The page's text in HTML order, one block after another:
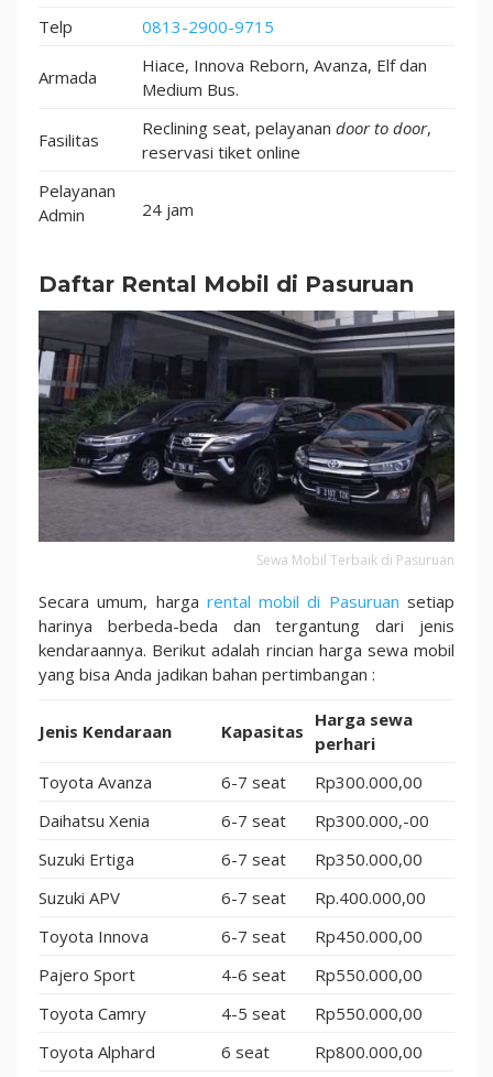
Telp
0813-2900-9715
Armada
Hiace, Innova Reborn, Avanza, Elf dan
Medium Bus.
Fasilitas
Reclining seat, pelayanan door to door,
reservasi tiket online
Pelayanan
Admin
24 jam
Daftar Rental Mobil di Pasuruan
Sewa Mobil Terbaik di Pasuruan
Secara umum, harga rental mobil di Pasuruan setiap
harinya berbeda-beda dan tergantung dari jenis
kendaraannya. Berikut adalah rincian harga sewa mobil
yang bisa Anda jadikan bahan pertimbangan :
Jenis Kendaraan Kapasitas
Harga sewa
perhari
Toyota Avanza
6-7 seat
Rp300.000,00
Daihatsu Xenia
6-7 seat
Rp300.000,-00
Suzuki Ertiga
6-7 seat
Rp350.000,00
Suzuki APV
6-7 seat
Rp.400.000,00
Toyota Innova
6-7 seat
Rp450.000,00
Pajero Sport
4-6 seat
Rp550.000,00
Toyota Camry
4-5 seat
Rp550.000,00
Toyota Alphard
6 seat
Rp800.000,00